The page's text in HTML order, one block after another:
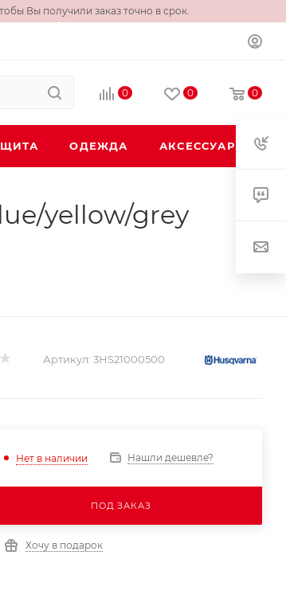
Вы получили заказ точно в срок.
0 0 0
ОДЕЖДА АКСЕССУАРЫ
yellow/grey
Артикул: 3HS21000500
Нет в наличии Нашли дешевле?
ПОД ЗАКАЗ
Хочу в подарок